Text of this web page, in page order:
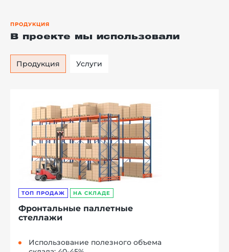
ПРОДУКЦИЯ
В проекте мы использовали
Продукция Услуги
ТОП ПРОДАЖ НА СКЛАДЕ
Фронтальные паллетные
стеллажи
Использование полезного объема